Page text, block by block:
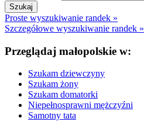
Proste wyszukiwanie randek »
Szczegółowe wyszukiwanie randek »
Przeglądaj małopolskie w:
Szukam dziewczyny
Szukam żony
Szukam domatorki
Niepełnosprawni mężczyźni
Samotny tata